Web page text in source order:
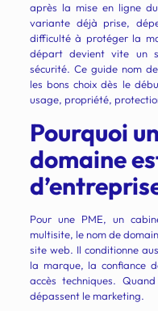
après la mise en ligne
variante déjà prise,
difficulté à protéger la
départ devient vite un
sécurité. Ce guide nom
les bons choix dès le
usage, propriété,
Pourquoi
domaine
Pour une PME, un
multisite, le nom de
site web. Il conditionne
la marque, la confiance
accès techniques.
dépassent le marketing.